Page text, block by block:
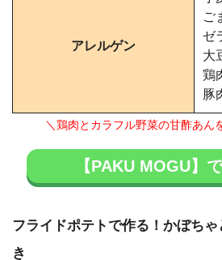
アレルゲン
ご
ゼ
大
鶏
豚
＼鶏肉とカラフル野菜の甘酢あん
【PAKU MOGU】
フライドポテトで作る！かぼち
き